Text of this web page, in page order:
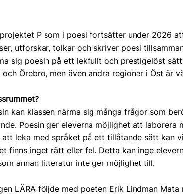
P som i poesi fortsätter under 2026
utforskar, tolkar och skriver poesi
sig poesin på ett lekfullt och prestigelöst
Örebro, men även andra regioner i Öst är
kan klassen närma sig många frågor som
Poesin ger eleverna möjlighet att
att leka med språket på ett tillåtande sätt kan
finns inget rätt eller fel. Detta kan inge
annan litteratur inte ger möjlighet till.
LÄRA följde med poeten Erik Lindman